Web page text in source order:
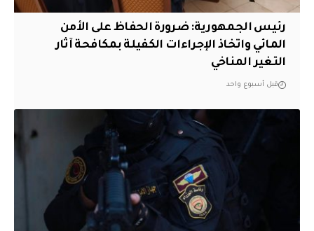
رئيس الجمهورية: ضرورة الحفاظ على الأمن
المائي واتخاذ الإجراءات الكفيلة بمكافحة آثار
التغير المناخي
قبل أسبوع واحد